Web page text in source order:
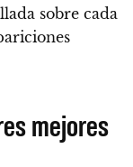
sobre cada
mejores